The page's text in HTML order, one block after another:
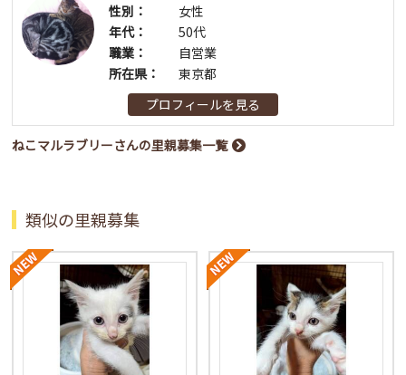
性別：
女性
年代：
50代
職業：
自営業
所在県：
東京都
プロフィールを見る
ねこマルラブリーさんの里親募集一覧
類似の里親募集